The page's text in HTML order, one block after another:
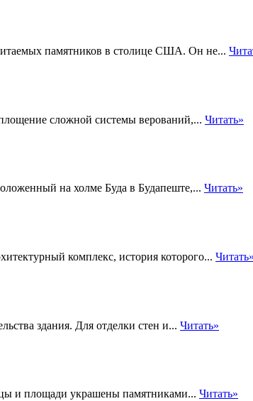
памятников в столице США. Он не...
сложной системы верований,... Читать»
на холме Буда в Будапеште,... Читать»
комплекс, история которого... Читать»
здания. Для отделки стен и... Читать»
и площади украшены памятниками... Читать»